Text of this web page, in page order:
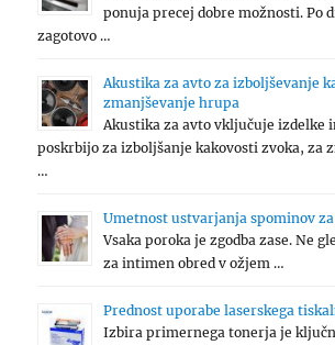
ponuja precej dobre možnosti. Po
zagotovo …
Akustika za avto za izboljševanje
zmanjševanje hrupa
Akustika za avto vključuje izdelke
poskrbijo za izboljšanje kakovosti zvoka, za
…
Umetnost ustvarjanja spominov
Vsaka poroka je zgodba zase. Ne
za intimen obred v ožjem …
Prednost uporabe laserskega
Izbira primernega tonerja je